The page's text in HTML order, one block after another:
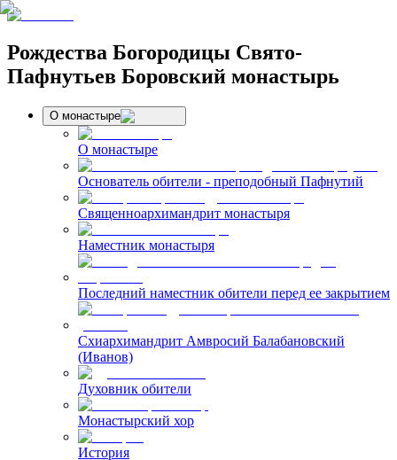
Рождества Богородицы Свято-
Пафнутьев Боровский монастырь
О монастыре
О монастыре
Основатель обители - преподобный Пафнутий
Священноархимандрит монастыря
Наместник монастыря
Последний наместник обители перед ее закрытием
Схиархимандрит Амвросий Балабановский
(Иванов)
Духовник обители
Монастырский хор
История